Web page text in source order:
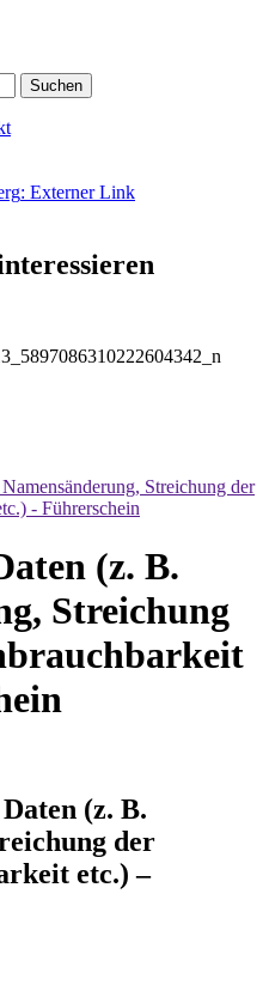
Suchen
: Externer Link
Streichung der
- Führerschein
(z. B.
Streichung
(z. B.
der
etc.) –